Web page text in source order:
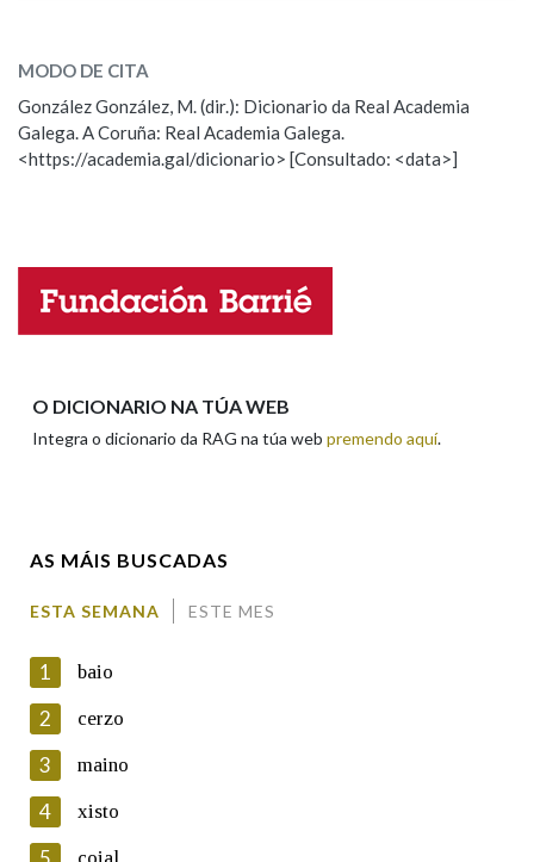
ESCOLLE UNHA OPCIÓN:
Observación Hai un erro na palabra
Propoño mellorar a definición
Nome
En cumprimento da normativa vixente en materia de
Protección de Datos de Carácter Persoal, a Real Academia
Galega informa a aqueles usuarios que faciliten o seu correo
electrónico, así como calquera outra información de carácter
MODO DE CITA
González González, M. (dir.): Dicionario da Real Academia
Galega. A Coruña: Real Academia Galega.
<https://academia.gal/dicionario> [Consultado: <data>]
O DICIONARIO NA TÚA WEB
Integra o dicionario da RAG na túa web premendo aquí.
AS MÁIS BUSCADAS
ESTA SEMANA ESTE MES
1 baio
2 cerzo
3 maino
4 xisto